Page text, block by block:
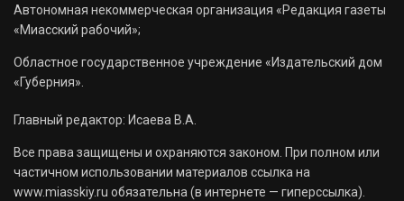
Автономная некоммерческая организация «Редакция газеты
«Миасский рабочий»;
Областное государственное учреждение «Издательский дом
«Губерния».
Главный редактор: Исаева В.А.
Все права защищены и охраняются законом. При полном или
частичном использовании материалов ссылка на
www.miasskiy.ru обязательна (в интернете — гиперссылка).